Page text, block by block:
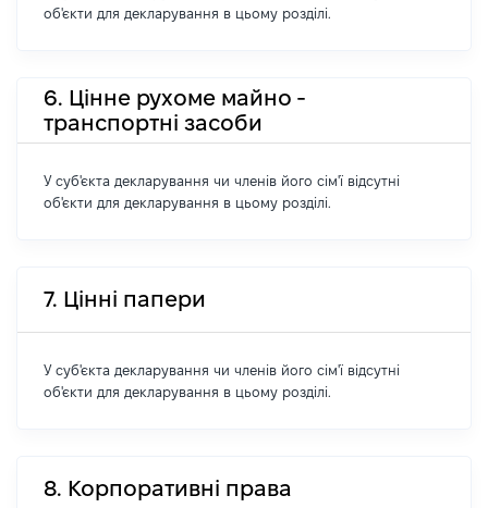
об'єкти для декларування в цьому розділі.
6. Цінне рухоме майно -
транспортні засоби
У суб'єкта декларування чи членів його сім'ї відсутні
об'єкти для декларування в цьому розділі.
7. Цінні папери
У суб'єкта декларування чи членів його сім'ї відсутні
об'єкти для декларування в цьому розділі.
8. Корпоративні права